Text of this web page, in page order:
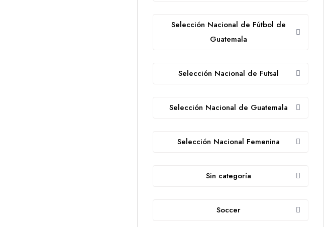
Selección Nacional de Fútbol de
Guatemala
Selección Nacional de Futsal
Selección Nacional de Guatemala
Selección Nacional Femenina
Sin categoría
Soccer